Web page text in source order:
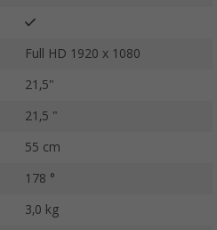
Full HD 1920 x 1080
21,5"
21,5 "
55 cm
178 °
3,0 kg